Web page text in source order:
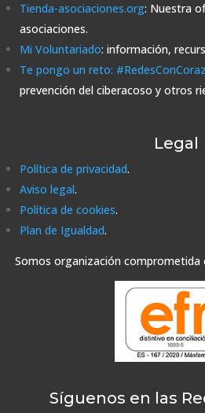
Tienda-asociaciones.org: Nuestra
asociaciones.
Mi Voluntariado: información,
Te pongo un reto:
prevención del ciberacoso y otros
Legal
Política de privacidad.
Aviso legal.
Política de cookies.
Plan de Igualdad.
Somos organización comprometida
Síguenos en las